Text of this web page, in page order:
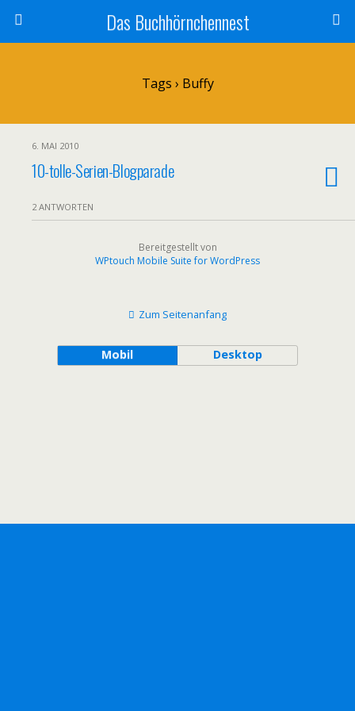
Das Buchhörnchennest
Tags › Buffy
6. MAI 2010
10-tolle-Serien-Blogparade
2 ANTWORTEN
Bereitgestellt von
WPtouch Mobile Suite for WordPress
Zum Seitenanfang
Mobil Desktop